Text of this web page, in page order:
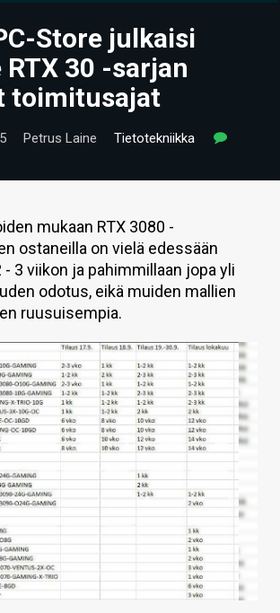
Store julkaisi
RTX 30 -sarjan
toimitusajat
Petrus Laine
Tietotekniikka
mukaan RTX 3080 -
ostaneilla on vielä edessään
- 3 viikon ja pahimmillaan jopa yli
odotus, eikä muiden mallien
ruusuisempia.